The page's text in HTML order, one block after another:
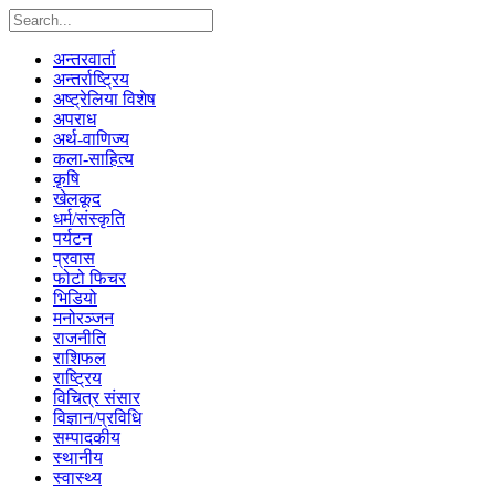
अन्तरवार्ता
अन्तर्राष्ट्रिय
अष्ट्रेलिया विशेष
अपराध
अर्थ-वाणिज्य
कला-साहित्य
कृषि
खेलकूद
धर्म/संस्कृति
पर्यटन
प्रवास
फोटो फिचर
भिडियो
मनोरञ्जन
राजनीति
राशिफल
राष्ट्रिय
विचित्र संसार
विज्ञान/प्रविधि
सम्पादकीय
स्थानीय
स्वास्थ्य